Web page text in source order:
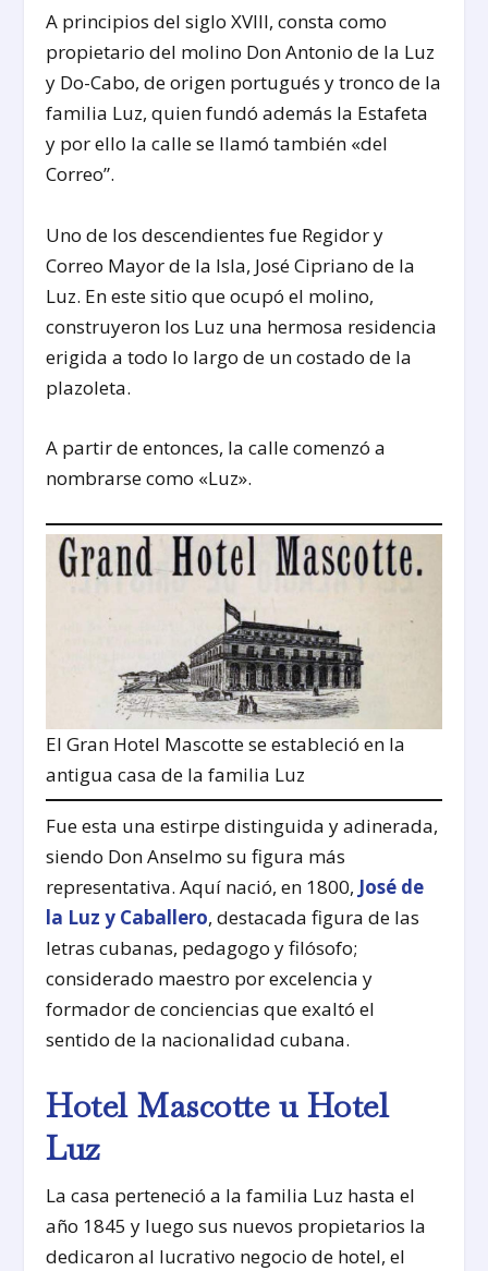
A principios del siglo XVIII, consta como
propietario del molino Don Antonio de la Luz
y Do-Cabo, de origen portugués y tronco de la
familia Luz, quien fundó además la Estafeta
y por ello la calle se llamó también «del
Correo”.
Uno de los descendientes fue Regidor y
Correo Mayor de la Isla, José Cipriano de la
Luz. En este sitio que ocupó el molino,
construyeron los Luz una hermosa residencia
erigida a todo lo largo de un costado de la
plazoleta.
A partir de entonces, la calle comenzó a
nombrarse como «Luz».
El Gran Hotel Mascotte se estableció en la
antigua casa de la familia Luz
Fue esta una estirpe distinguida y adinerada,
siendo Don Anselmo su figura más
representativa. Aquí nació, en 1800, José de
la Luz y Caballero, destacada figura de las
letras cubanas, pedagogo y filósofo;
considerado maestro por excelencia y
formador de conciencias que exaltó el
sentido de la nacionalidad cubana.
Hotel Mascotte u Hotel
Luz
La casa perteneció a la familia Luz hasta el
año 1845 y luego sus nuevos propietarios la
dedicaron al lucrativo negocio de hotel, el